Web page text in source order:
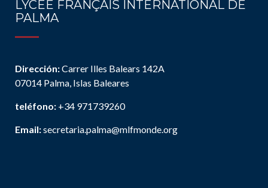
LYCÉE FRANÇAIS INTERNATIONAL DE
PALMA
Dirección:Carrer Illes Balears 142A
07014 Palma, Islas Baleares
teléfono: +34 971739260
Email:secretaria.palma@mlfmonde.org